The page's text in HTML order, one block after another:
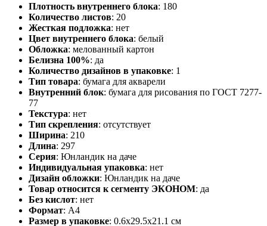
Плотность внутреннего блока: 180
Количество листов: 20
Жесткая подложка: нет
Цвет внутреннего блока: белый
Обложка: мелованный картон
Белизна 100%: да
Количество дизайнов в упаковке: 1
Тип товара: бумага для акварели
Внутренний блок: бумага для рисования по ГОСТ 7277-
77
Текстура: нет
Тип скрепления: отсутствует
Ширина: 210
Длина: 297
Серия: Юнландик на даче
Индивидуальная упаковка: нет
Дизайн обложки: Юнландик на даче
Товар относится к сегменту ЭКОНОМ: да
Без кислот: нет
Формат: А4
Размер в упаковке: 0.6x29.5x21.1 см